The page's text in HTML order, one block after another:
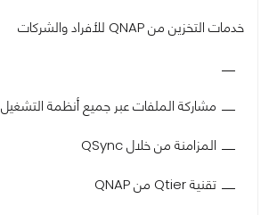
خدمات التخزين من QNAP للأفراد والشركات
مشاركة الملفات عبر جميع أنظمة التشغيل
المزامنة من خلال QSync
تقنية Qtier من QNAP